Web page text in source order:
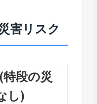
害リスク
(特段の災
し)